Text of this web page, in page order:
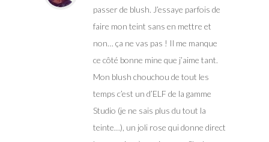
passer de blush. J’essaye parfois de
faire mon teint sans en mettre et
non… ça ne vas pas ! Il me manque
ce côté bonne mine que j’aime tant.
Mon blush chouchou de tout les
temps c’est un d’ELF de la gamme
Studio (je ne sais plus du tout la
teinte…), un joli rose qui donne direct